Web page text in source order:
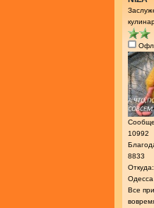
10992
8833
Одесса
Все